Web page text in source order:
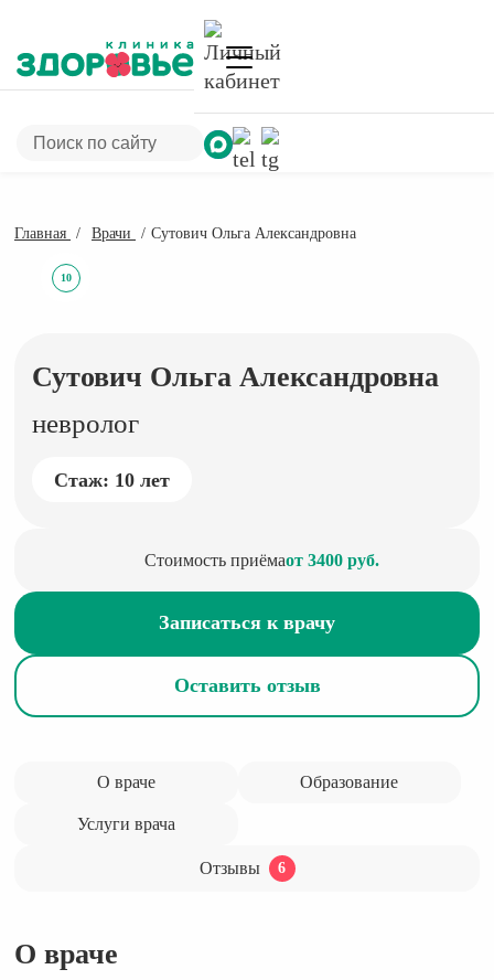
Главная Врачи Сутович Ольга Александровна
10
Сутович Ольга Александровна
невролог
Стаж: 10 лет
Стоимость приёмаот 3400 руб.
Записаться к врачу
Оставить отзыв
О враче Образование
Услуги врача
Отзывы 6
О враче